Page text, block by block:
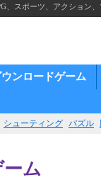
スポーツ、アクション
ウンロードゲーム
シューティング パズル
ム